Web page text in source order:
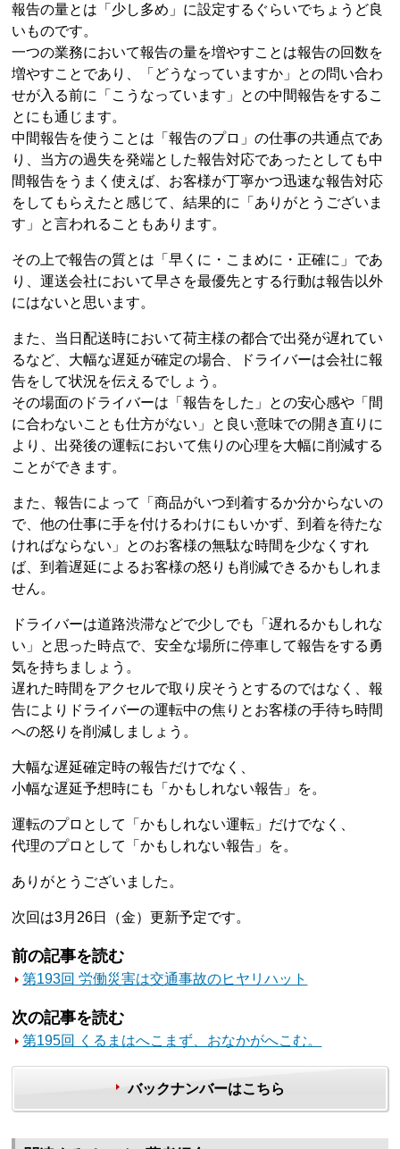
報告の量とは「少し多め」に設定するぐらいでちょうど良
いものです。
一つの業務において報告の量を増やすことは報告の回数を
増やすことであり、「どうなっていますか」との問い合わ
せが入る前に「こうなっています」との中間報告をするこ
とにも通じます。
中間報告を使うことは「報告のプロ」の仕事の共通点であ
り、当方の過失を発端とした報告対応であったとしても中
間報告をうまく使えば、お客様が丁寧かつ迅速な報告対応
をしてもらえたと感じて、結果的に「ありがとうございま
す」と言われることもあります。
その上で報告の質とは「早くに・こまめに・正確に」であ
り、運送会社において早さを最優先とする行動は報告以外
にはないと思います。
また、当日配送時において荷主様の都合で出発が遅れてい
るなど、大幅な遅延が確定の場合、ドライバーは会社に報
告をして状況を伝えるでしょう。
その場面のドライバーは「報告をした」との安心感や「間
に合わないことも仕方がない」と良い意味での開き直りに
より、出発後の運転において焦りの心理を大幅に削減する
ことができます。
また、報告によって「商品がいつ到着するか分からないの
で、他の仕事に手を付けるわけにもいかず、到着を待たな
ければならない」とのお客様の無駄な時間を少なくすれ
ば、到着遅延によるお客様の怒りも削減できるかもしれま
せん。
ドライバーは道路渋滞などで少しでも「遅れるかもしれな
い」と思った時点で、安全な場所に停車して報告をする勇
気を持ちましょう。
遅れた時間をアクセルで取り戻そうとするのではなく、報
告によりドライバーの運転中の焦りとお客様の手待ち時間
への怒りを削減しましょう。
大幅な遅延確定時の報告だけでなく、
小幅な遅延予想時にも「かもしれない報告」を。
運転のプロとして「かもしれない運転」だけでなく、
代理のプロとして「かもしれない報告」を。
ありがとうございました。
次回は3月26日（金）更新予定です。
前の記事を読む
第193回 労働災害は交通事故のヒヤリハット
次の記事を読む
第195回 くるまはへこまず、おなかがへこむ。
バックナンバーはこちら